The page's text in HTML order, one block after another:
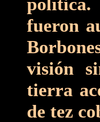
fueron
visión
tierra
de tez